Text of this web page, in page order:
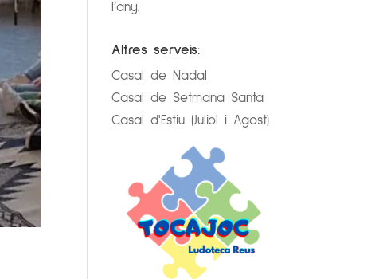
l’any.
Altres serveis:
Casal de Nadal
Casal de Setmana Santa
Casal d'Estiu (Juliol i Agost).